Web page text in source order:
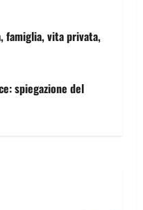
famiglia, vita privata,
spiegazione del